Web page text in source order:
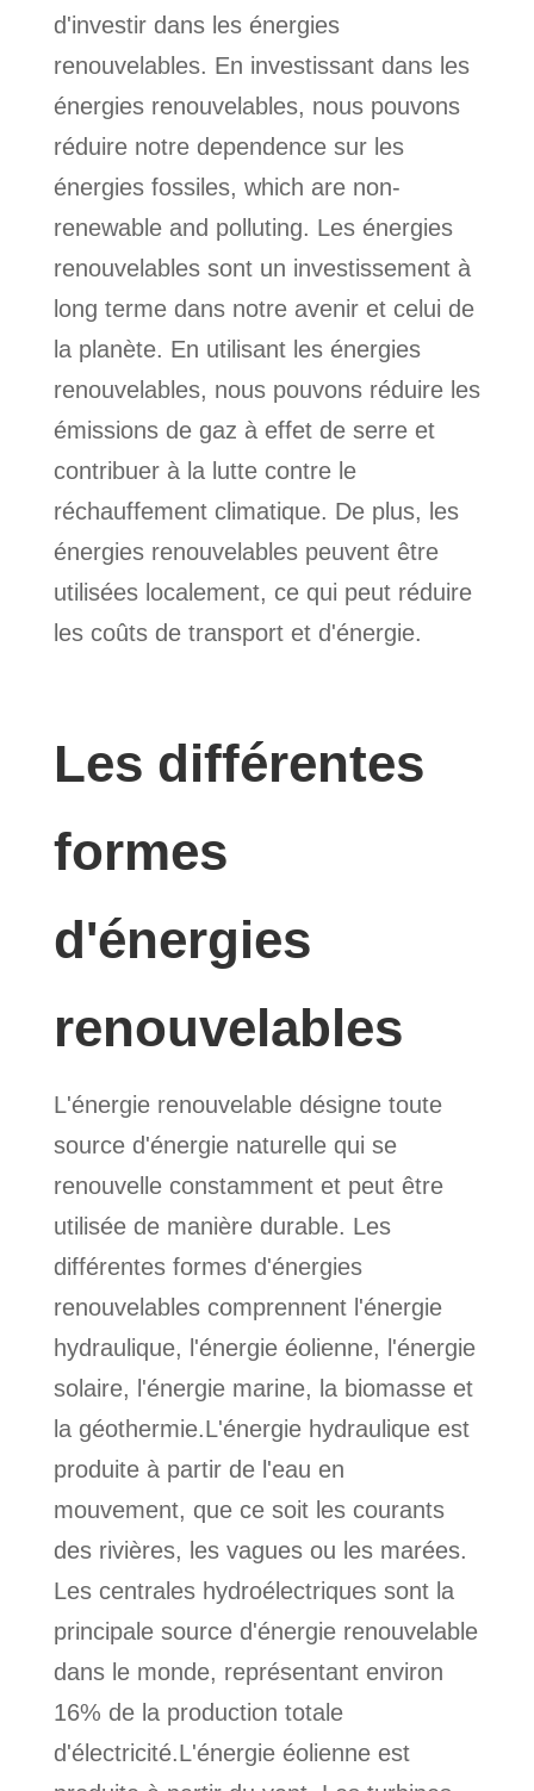
d'investir dans les énergies
renouvelables. En investissant dans les
énergies renouvelables, nous pouvons
réduire notre dependence sur les
énergies fossiles, which are non-
renewable and polluting. Les énergies
renouvelables sont un investissement à
long terme dans notre avenir et celui de
la planète. En utilisant les énergies
renouvelables, nous pouvons réduire les
émissions de gaz à effet de serre et
contribuer à la lutte contre le
réchauffement climatique. De plus, les
énergies renouvelables peuvent être
utilisées localement, ce qui peut réduire
les coûts de transport et d'énergie.
Les différentes
formes
d'énergies
renouvelables
L'énergie renouvelable désigne toute
source d'énergie naturelle qui se
renouvelle constamment et peut être
utilisée de manière durable. Les
différentes formes d'énergies
renouvelables comprennent l'énergie
hydraulique, l'énergie éolienne, l'énergie
solaire, l'énergie marine, la biomasse et
la géothermie.L'énergie hydraulique est
produite à partir de l'eau en
mouvement, que ce soit les courants
des rivières, les vagues ou les marées.
Les centrales hydroélectriques sont la
principale source d'énergie renouvelable
dans le monde, représentant environ
16% de la production totale
d'électricité.L'énergie éolienne est